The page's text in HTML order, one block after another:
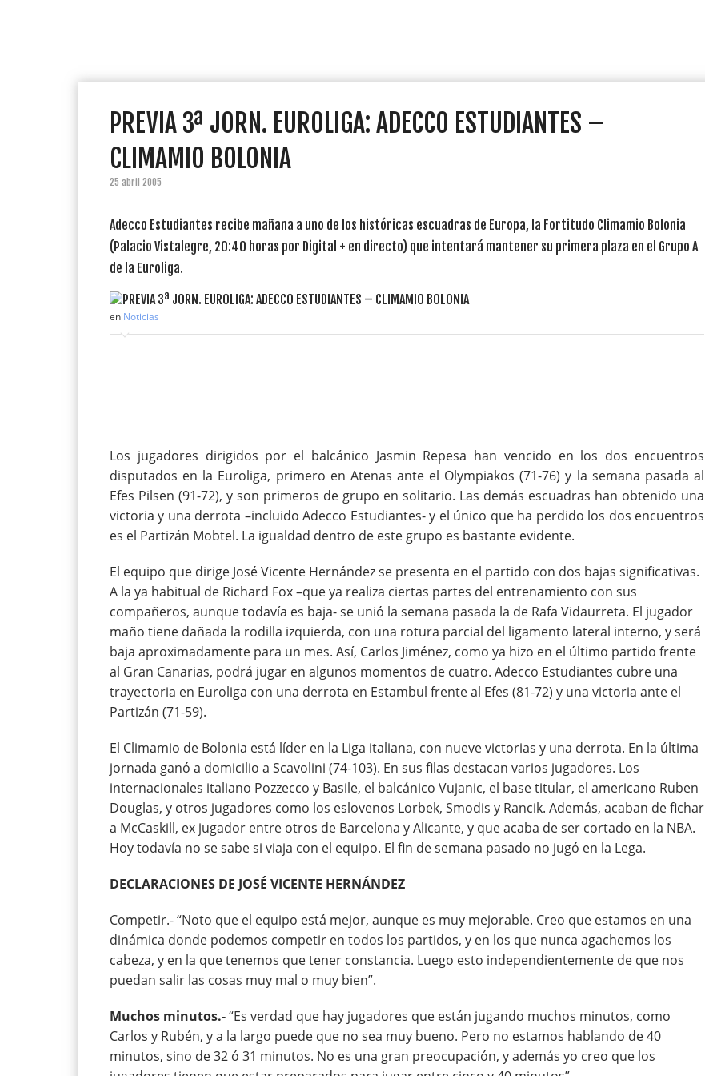
PREVIA 3ª JORN. EUROLIGA: ADECCO ESTUDIANTES –
CLIMAMIO BOLONIA
25 abril 2005
Adecco Estudiantes recibe mañana a uno de los históricas escuadras de Europa, la Fortitudo Climamio Bolonia
(Palacio Vistalegre, 20:40 horas por Digital + en directo) que intentará mantener su primera plaza en el Grupo A
de la Euroliga.
en Noticias
Los jugadores dirigidos por el balcánico Jasmin Repesa han vencido en los dos encuentros
disputados en la Euroliga, primero en Atenas ante el Olympiakos (71-76) y la semana pasada al
Efes Pilsen (91-72), y son primeros de grupo en solitario. Las demás escuadras han obtenido una
victoria y una derrota –incluido Adecco Estudiantes- y el único que ha perdido los dos encuentros
es el Partizán Mobtel. La igualdad dentro de este grupo es bastante evidente.
El equipo que dirige José Vicente Hernández se presenta en el partido con dos bajas significativas.
A la ya habitual de Richard Fox –que ya realiza ciertas partes del entrenamiento con sus
compañeros, aunque todavía es baja- se unió la semana pasada la de Rafa Vidaurreta. El jugador
maño tiene dañada la rodilla izquierda, con una rotura parcial del ligamento lateral interno, y será
baja aproximadamente para un mes. Así, Carlos Jiménez, como ya hizo en el último partido frente
al Gran Canarias, podrá jugar en algunos momentos de cuatro. Adecco Estudiantes cubre una
trayectoria en Euroliga con una derrota en Estambul frente al Efes (81-72) y una victoria ante el
Partizán (71-59).
El Climamio de Bolonia está líder en la Liga italiana, con nueve victorias y una derrota. En la última
jornada ganó a domicilio a Scavolini (74-103). En sus filas destacan varios jugadores. Los
internacionales italiano Pozzecco y Basile, el balcánico Vujanic, el base titular, el americano Ruben
Douglas, y otros jugadores como los eslovenos Lorbek, Smodis y Rancik. Además, acaban de fichar
a McCaskill, ex jugador entre otros de Barcelona y Alicante, y que acaba de ser cortado en la NBA.
Hoy todavía no se sabe si viaja con el equipo. El fin de semana pasado no jugó en la Lega.
DECLARACIONES DE JOSÉ VICENTE HERNÁNDEZ
Competir.- “Noto que el equipo está mejor, aunque es muy mejorable. Creo que estamos en una
dinámica donde podemos competir en todos los partidos, y en los que nunca agachemos los
cabeza, y en la que tenemos que tener constancia. Luego esto independientemente de que nos
puedan salir las cosas muy mal o muy bien”.
Muchos minutos.-“Es verdad que hay jugadores que están jugando muchos minutos, como
Carlos y Rubén, y a la largo puede que no sea muy bueno. Pero no estamos hablando de 40
minutos, sino de 32 ó 31 minutos. No es una gran preocupación, y además yo creo que los